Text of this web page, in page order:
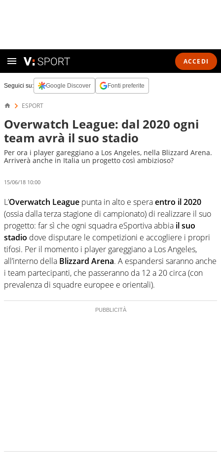
ACCEDI
Seguici su: Google Discover Fonti preferite
ESPORT
Overwatch League: dal 2020 ogni
team avrà il suo stadio
Per ora i player gareggiano a Los Angeles, nella Blizzard Arena.
Arriverà anche in Italia un progetto così ambizioso?
15/06/18 10:00
L’Overwatch League punta in alto e speraentro il 2020
(ossia dalla terza stagione di campionato) di realizzare il suo
progetto: far sì che ogni squadra eSportiva abbia il suo
stadio dove disputare le competizioni e accogliere i propri
tifosi. Per il momento i player gareggiano a Los Angeles,
all’interno della Blizzard Arena. A espandersi saranno anche
i team partecipanti, che passeranno da 12 a 20 circa (con
prevalenza di squadre europee e orientali).